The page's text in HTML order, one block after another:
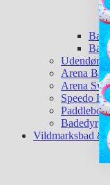
Arena
Arena
Speedo
Badedyr
Vildmarksbad &